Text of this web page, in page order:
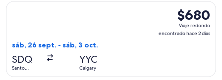
$680
Viaje
redondo,
$680
Viaje redondo
encontrado hace 2 días
sáb, 26 sept. - sáb, 3 oct.
SDQ
Santo
YYC
Calgary
Seleccionar vuelo de United, con salida el sáb, 26 sept.